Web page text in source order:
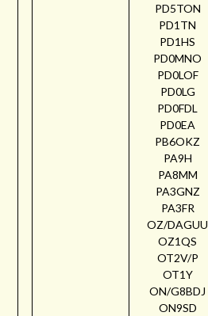
PD5TON
PD1TN
PD1HS
PD0MNO
PD0LOF
PD0LG
PD0FDL
PD0EA
PB6OKZ
PA9H
PA8MM
PA3GNZ
PA3FR
OZ/DAGUU
OZ1QS
OT2V/P
OT1Y
ON/G8BDJ
ON9SD